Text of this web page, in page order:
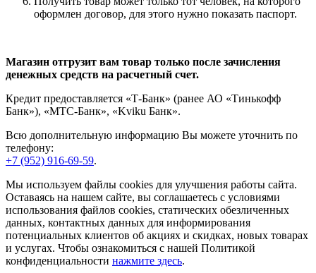
оформлен договор, для этого нужно показать паспорт.
Магазин отгрузит вам товар только после зачисления
денежных средств на расчетный счет.
Кредит предоставляется «Т-Банк» (ранее АО «Тинькофф
Банк»), «МТС-Банк», «Kviku Банк».
Всю дополнительную информацию Вы можете уточнить по
телефону:
+7 (952) 916-69-59.
Мы используем файлы cookies для улучшения работы сайта.
Оставаясь на нашем сайте, вы соглашаетесь с условиями
использования файлов cookies, статических обезличенных
данных, контактных данных для информирования
потенциальных клиентов об акциях и скидках, новых товарах
и услугах. Чтобы ознакомиться с нашей Политикой
конфиденциальности нажмите здесь.